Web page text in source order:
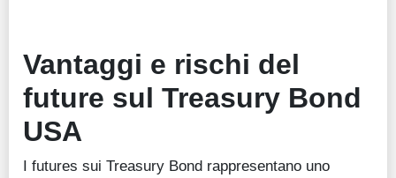
Vantaggi e rischi del
future sul Treasury Bond
USA
I futures sui Treasury Bond rappresentano uno